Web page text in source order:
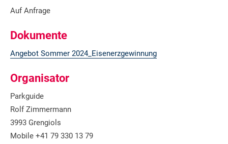
Auf Anfrage
Dokumente
Angebot Sommer 2024_Eisenerzgewinnung
Organisator
Parkguide
Rolf Zimmermann
3993 Grengiols
Mobile +41 79 330 13 79